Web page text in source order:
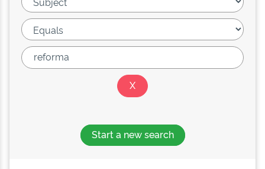
Start a new search